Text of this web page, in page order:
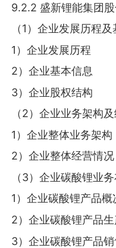
9.2.2 盛新锂能集团
（1）企业发展历程
1）企业发展历程
2）企业基本信息
3）企业股权结构
（2）企业业务架构
1）企业整体业务架构
2）企业整体经营情况
（3）企业碳酸锂业
1）企业碳酸锂产品概
2）企业碳酸锂产品
3）企业碳酸锂产品